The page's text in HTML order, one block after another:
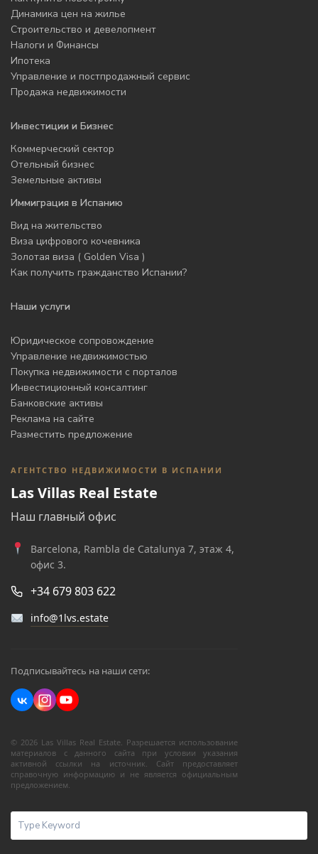
Динамика цен на жилье
Строительство и девелопмент
Налоги и Финансы
Ипотека
Управление и постпродажный сервис
Продажа недвижимости
Инвестиции и Бизнес
Коммерческий сектор
Отельный бизнес
Земельные активы
Иммиграция в Испанию
Вид на жительство
Виза цифрового кочевника
Золотая виза ( Golden Visa )
Как получить гражданство Испании?
Наши услуги
Юридическое сопровождение
Управление недвижимостью
Покупка недвижимости с порталов
Инвестиционный консалтинг
Банковские активы
Реклама на сайте
Разместить предложение
АГЕНТСТВО НЕДВИЖИМОСТИ В ИСПАНИИ
Las Villas Real Estate
Наш главный офис
Barcelona, Rambla de Catalunya 7, этаж 4,
офис 3.
+34 679 803 622
info@1lvs.estate
Подписывайтесь на наши сети:
© 2026 Las Villas Real Estate. Разрешается использование
материалов с данного сайта при условии указания
активной ссылки на источник. Сайт предоставляет
справочную информацию и не является официальным
предложением.